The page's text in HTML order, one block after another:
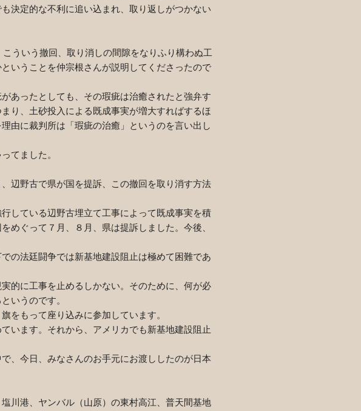
決定的な不利に追い込まれ、取り返しがつかない
ういう撤回、取り消しの間隙をなりふり構わぬ工
いうことを仲宗根さんが説明してくださったので
あったとしても、その瑕疵は治癒されたと強弁す
り、土砂投入による既成事実が増大すればするほ
由に裁判所は「瑕疵の治癒」というのを言い出し
てました。
辺野古で県が国を提訴、この撤回を取り消す方法
している辺野古埋立て工事によって既成事実を積
めぐって７月、８月、県は提訴しました。今後、
の法廷闘争では新基地建設阻止は極めて困難であ
的に工事を止めるしかない。そのために、何が必
いうのです。
をもって座り込みに参加しています。
います。それから、アメリカでも新基地建設阻止
、今日、みなさんのお手元にお渡ししたのが日本
川港、ヤンバル（山原）の東村高江、普天間基地